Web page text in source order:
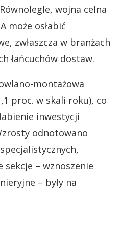
wojna celna
może osłabić
zwłaszcza w branżach
łańcuchów dostaw.
montażowa
proc. w skali roku), co
inwestycji
odnotowano
sekcje – wznoszenie
– były na